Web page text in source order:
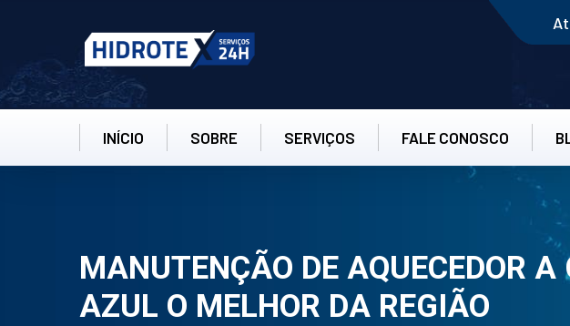
INÍCIO SOBRE SERVIÇOS FALE CONOSCO
MANUTENÇÃO DE AQUECEDOR
AZUL O MELHOR DA REGIÃO